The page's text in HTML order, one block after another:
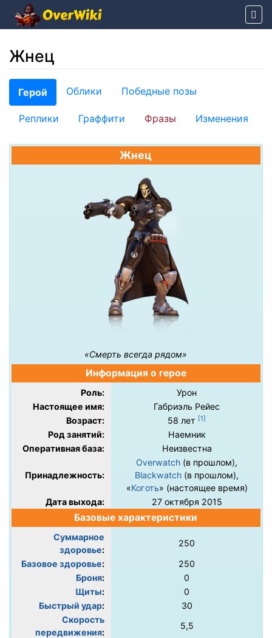
Жнец
навигация поиск
Герой Облики Победные позы
Реплики Граффити Фразы Изменения
Жнец
«Смерть всегда рядом»
Информация о герое
Роль:
Урон
Настоящее имя:
Габриэль Рейес
Возраст:
58 лет [1]
Род занятий:
Наемник
Оперативная база:
Неизвестна
Принадлежность:
Overwatch (в прошлом),
Blackwatch (в прошлом),
«Коготь» (настоящее время)
Дата выхода:
27 октября 2015
Базовые характеристики
Суммарное
здоровье:
250
Базовое здоровье:
250
Броня:
0
Щиты:
0
Быстрый удар:
30
Скорость
передвижения:
5,5